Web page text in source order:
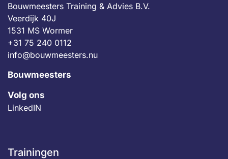
Bouwmeesters Training & Advies B.V.
Veerdijk 40J
1531 MS Wormer
+31 75 240 0112
info@bouwmeesters.nu
Bouwmeesters
Volg ons
LinkedIN
Trainingen